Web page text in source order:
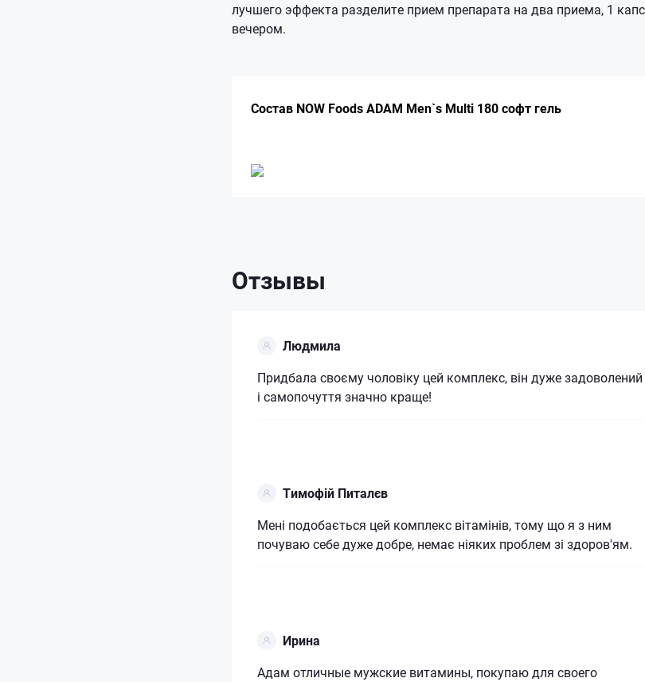
лучшего эффекта разделите прием препарата на два приема, 1
вечером.
Состав NOW Foods ADAM Men`s Multi 180 софт гель
Отзывы
Людмила
Придбала своєму чоловіку цей комплекс, він дуже задоволений
і самопочуття значно краще!
Тимофій Питалєв
Мені подобається цей комплекс вітамінів, тому що я з ним
почуваю себе дуже добре, немає ніяких проблем зі здоров'ям.
Ирина
Адам отличные мужские витамины, покупаю для своего